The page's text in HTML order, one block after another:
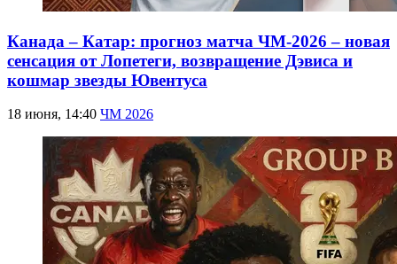
Канада – Катар: прогноз матча ЧМ-2026 – новая
сенсация от Лопетеги, возвращение Дэвиса и
кошмар звезды Ювентуса
18 июня, 14:40 ЧМ 2026